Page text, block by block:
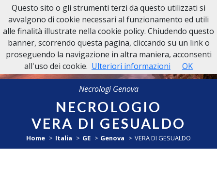
NECROLOGI GENOVA
Necrologi Genova
NECROLOGIO
VERA DI GESUALDO
Home Italia GE Genova VERA DI GESUALDO
Questo sito o gli strumenti terzi da questo utilizzati si
avvalgono di cookie necessari al funzionamento ed utili
alle finalità illustrate nella cookie policy. Chiudendo questo
banner, scorrendo questa pagina, cliccando su un link o
proseguendo la navigazione in altra maniera, acconsenti
all'uso dei cookie. Ulteriori informazioni OK